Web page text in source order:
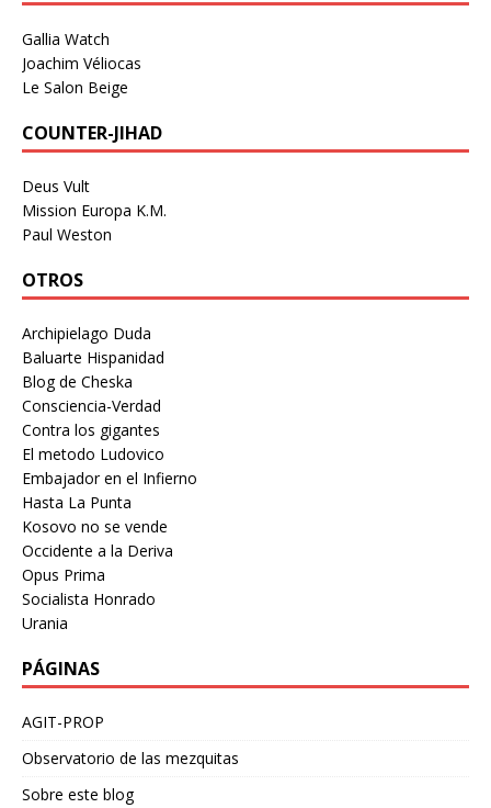
Gallia Watch
Joachim Véliocas
Le Salon Beige
COUNTER-JIHAD
Deus Vult
Mission Europa K.M.
Paul Weston
OTROS
Archipielago Duda
Baluarte Hispanidad
Blog de Cheska
Consciencia-Verdad
Contra los gigantes
El metodo Ludovico
Embajador en el Infierno
Hasta La Punta
Kosovo no se vende
Occidente a la Deriva
Opus Prima
Socialista Honrado
Urania
PÁGINAS
AGIT-PROP
Observatorio de las mezquitas
Sobre este blog